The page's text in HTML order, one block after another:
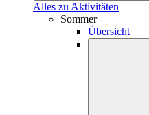
Alles zu Aktivitäten
Sommer
Übersicht